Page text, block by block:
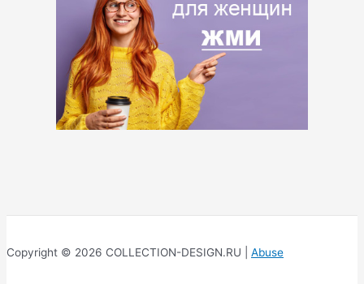
Copyright © 2026 COLLECTION-DESIGN.RU | Abuse